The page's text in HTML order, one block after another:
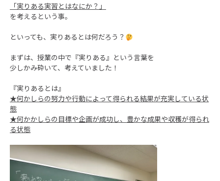
「実りある実習とはなにか？」
を考えるという事。
といっても、実りあるとは何だろう？
まずは、授業の中で『実りある』という言葉を
少しかみ砕いて、考えていました！
『実りあるとは』
★何かしらの努力や行動によって得られる結果が充実している状
態
★何かかしらの目標や企画が成功し、豊かな成果や収穫が得られ
る状態